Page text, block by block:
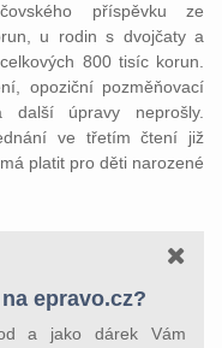
příspěvku ze
u rodin s dvojčaty a
800 tisíc korun.
opoziční pozměňovací
další úpravy neprošly.
ve třetím čtení již
platit pro děti narozené
epravo.cz?
a jako dárek Vám